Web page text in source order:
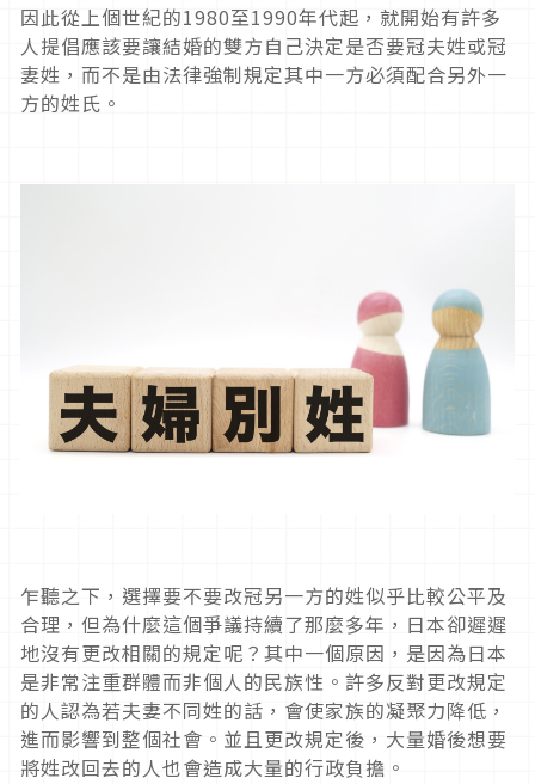
因此從上個世紀的1980至1990年代起，就開始有許多
人提倡應該要讓結婚的雙方自己決定是否要冠夫姓或冠
妻姓，而不是由法律強制規定其中一方必須配合另外一
方的姓氏。
乍聽之下，選擇要不要改冠另一方的姓似乎比較公平及
合理，但為什麼這個爭議持續了那麼多年，日本卻遲遲
地沒有更改相關的規定呢？其中一個原因，是因為日本
是非常注重群體而非個人的民族性。許多反對更改規定
的人認為若夫妻不同姓的話，會使家族的凝聚力降低，
進而影響到整個社會。並且更改規定後，大量婚後想要
將姓改回去的人也會造成大量的行政負擔。